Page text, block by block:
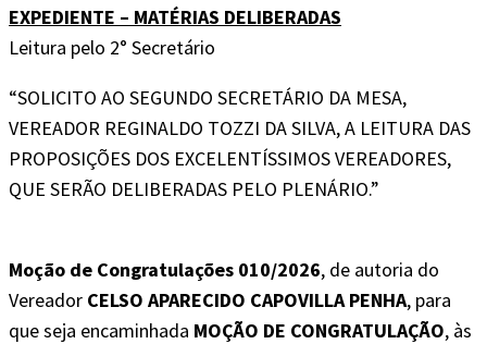
EXPEDIENTE – MATÉRIAS DELIBERADAS
Leitura pelo 2° Secretário
“SOLICITO AO SEGUNDO SECRETÁRIO DA MESA,
VEREADOR REGINALDO TOZZI DA SILVA, A LEITURA DAS
PROPOSIÇÕES DOS EXCELENTÍSSIMOS VEREADORES,
QUE SERÃO DELIBERADAS PELO PLENÁRIO.”
Moção de Congratulações 010/2026, de autoria do
Vereador CELSO APARECIDO CAPOVILLA PENHA, para
que seja encaminhada MOÇÃO DE CONGRATULAÇÃO, às